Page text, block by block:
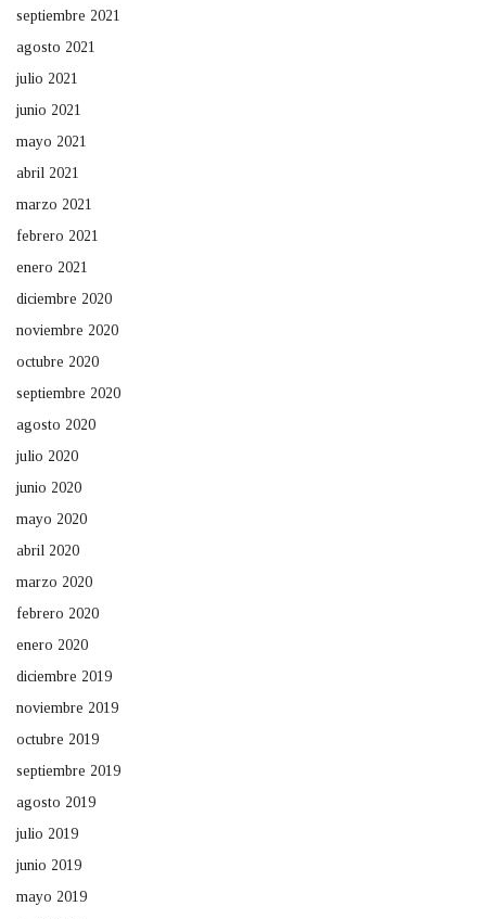
septiembre 2021
agosto 2021
julio 2021
junio 2021
mayo 2021
abril 2021
marzo 2021
febrero 2021
enero 2021
diciembre 2020
noviembre 2020
octubre 2020
septiembre 2020
agosto 2020
julio 2020
junio 2020
mayo 2020
abril 2020
marzo 2020
febrero 2020
enero 2020
diciembre 2019
noviembre 2019
octubre 2019
septiembre 2019
agosto 2019
julio 2019
junio 2019
mayo 2019